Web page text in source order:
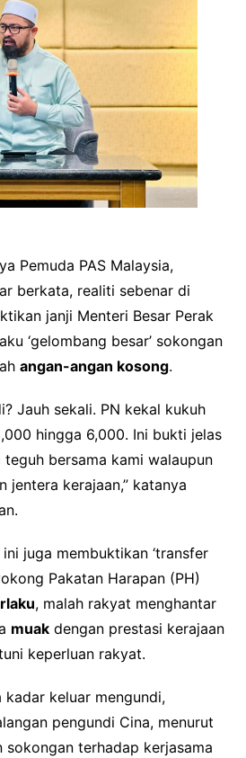
Pemuda PAS Malaysia,
berkata, realiti sebenar di
janji Menteri Besar Perak
‘gelombang besar’ sokongan
angan-angan kosong.
Jauh sekali. PN kekal kukuh
hingga 6,000. Ini bukti jelas
bersama kami walaupun
jentera kerajaan,” katanya
ini juga membuktikan ‘transfer
Pakatan Harapan (PH)
, malah rakyat menghantar
muakdengan prestasi kerajaan
keperluan rakyat.
kadar keluar mengundi,
pengundi Cina, menurut
sokongan terhadap kerjasama